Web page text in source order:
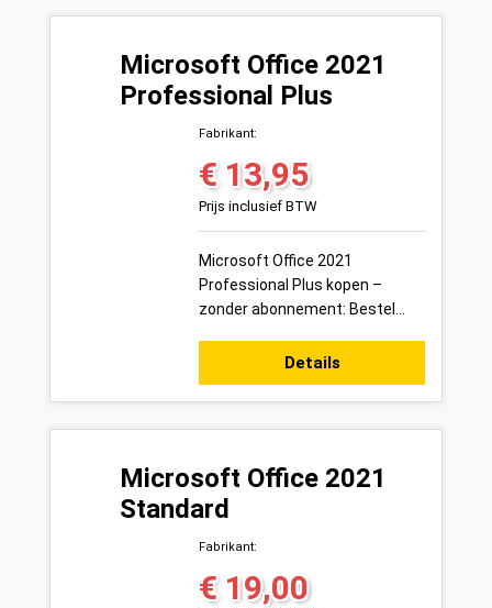
Microsoft Office 2021
Professional Plus
Fabrikant:
Normale prijs:
€ 13,95
Prijs inclusief BTW
Microsoft Office 2021
Professional Plus kopen –
zonder abonnement: Bestel
2021 Professional Plus
productsleutel voor 1 pc ...
Details
Microsoft Office 2021
Standard
Fabrikant:
Normale prijs:
€ 19,00